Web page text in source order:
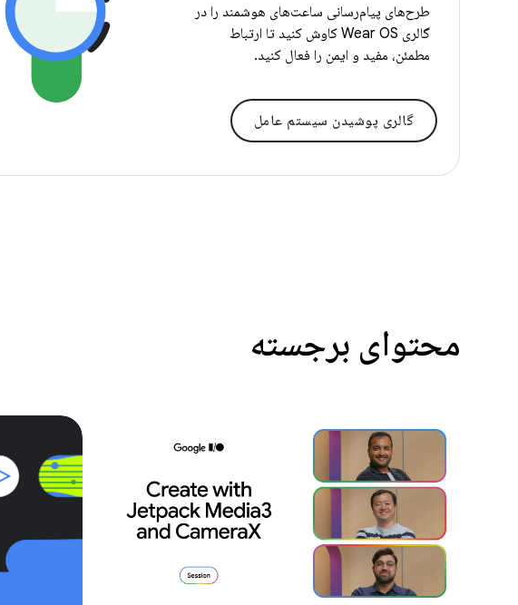
طرح‌های پیام‌رسانی ساعت‌های هوشمند را در
گالری Wear OS کاوش کنید تا ارتباط
مطمئن، مفید و ایمن را فعال کنید.
گالری پوشیدن سیستم عامل
محتوای برجسته